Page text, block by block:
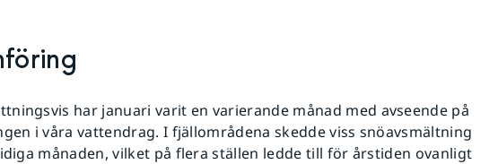
har januari varit en varierande månad med avseende på
i våra vattendrag. I fjällområdena skedde viss snöavsmältning
månaden, vilket på flera ställen ledde till för årstiden ovanligt